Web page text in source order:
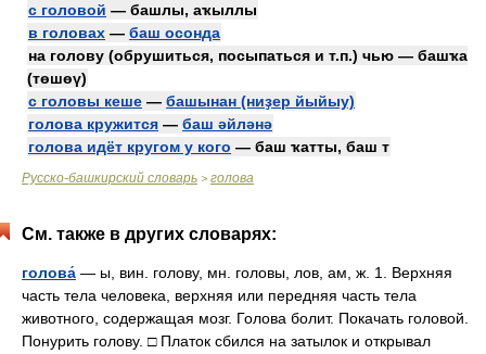
с головой — башлы, аҡыллы
в головах — баш осонда
на голову (обрушиться, посыпаться и т.п.) чью — башҡа
(төшөү)
с головы кеше — башынан (ниҙер йыйыу)
голова кружится — баш әйләнә
голова идёт кругом у кого — баш ҡатты, баш т
Русско-башкирский словарь > голова
См. также в других словарях:
голова́ — ы, вин. голову, мн. головы, лов, ам, ж. 1. Верхняя
часть тела человека, верхняя или передняя часть тела
животного, содержащая мозг. Голова болит. Покачать головой.
Понурить голову. □ Платок сбился на затылок и открывал